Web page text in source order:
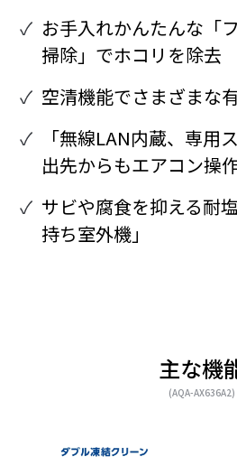
お手入れかんたんな「
掃除」でホコリを除去
空清機能でさまざまな
「無線LAN内蔵、専用
出先からもエアコン操
サビや腐食を抑える耐
持ち室外機」
主な機
(AQA-AX636A2)